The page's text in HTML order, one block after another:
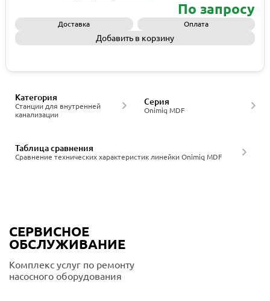
По запросу
Доставка Оплата
Добавить в корзину
Станции для внутренней
канализации
Категория
Onimiq MDF
Серия
Сравнение технических характеристик линейки Onimiq MDF
Таблица сравнения
СЕРВИСНОЕ
ОБСЛУЖИВАНИЕ
Комплекс услуг по ремонту
насосного оборудования